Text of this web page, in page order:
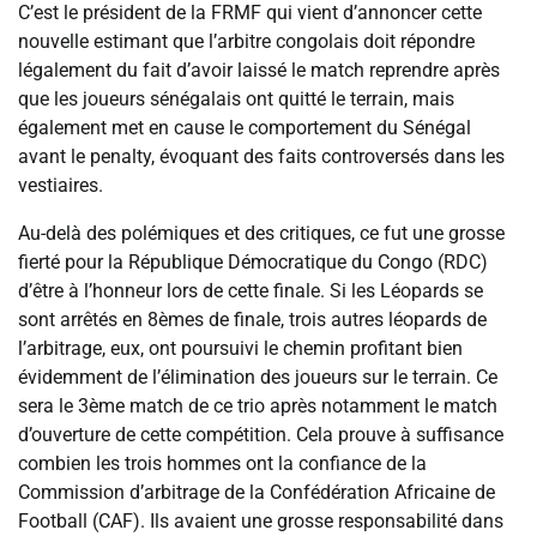
C’est le président de la FRMF qui vient d’annoncer cette
nouvelle estimant que l’arbitre congolais doit répondre
légalement du fait d’avoir laissé le match reprendre après
que les joueurs sénégalais ont quitté le terrain, mais
également met en cause le comportement du Sénégal
avant le penalty, évoquant des faits controversés dans les
vestiaires.
Au-delà des polémiques et des critiques, ce fut une grosse
fierté pour la République Démocratique du Congo (RDC)
d’être à l’honneur lors de cette finale. Si les Léopards se
sont arrêtés en 8èmes de finale, trois autres léopards de
l’arbitrage, eux, ont poursuivi le chemin profitant bien
évidemment de l’élimination des joueurs sur le terrain. Ce
sera le 3ème match de ce trio après notamment le match
d’ouverture de cette compétition. Cela prouve à suffisance
combien les trois hommes ont la confiance de la
Commission d’arbitrage de la Confédération Africaine de
Football (CAF). Ils avaient une grosse responsabilité dans